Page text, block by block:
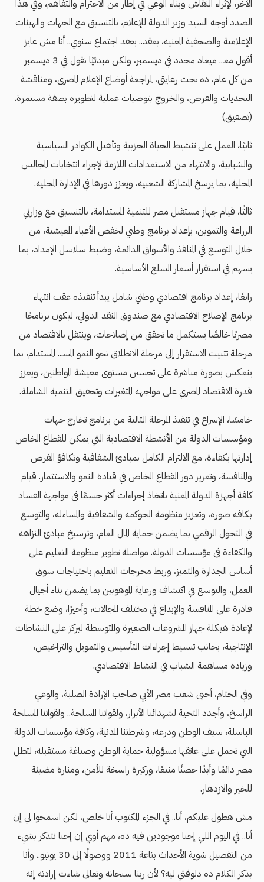
الآخر، لإثراء النقاش وبناء الوعي في إطار من الاحترام والتفاهم، وفي هذا
الصدد أوجه السيد وزير الدولة للإعلام، بالتنسيق مع الجهات والهيئات
الإعلامية والصحفية المعنية، بعقد.. بعقد اجتماع سنوي.. أنا مش عايز
أقول معـ.. ميعاد محدد في ديسمبر، ولكن مبدئيًا نقول في 3 ديسمبر
من كل عام، ده تحت رعايتي، لمراجعة أوضاع الإعلام المصري، ومناقشة
التحديات والفرص، والخروج بتوصيات عملية لتطويره بصفة مستمرة.
(تصفيق)
ثانيًا، العمل على تنشيط الحياة الحزبية وتأهيل الكوادر السياسية
والشبابية، والانتهاء من الاستعدادات اللازمة لإجراء انتخابات المجالس
المحلية، بما يرسخ المشاركة الشعبية، ويعزز دورها في الإدارة المحلية.
ثالثًا، قيام جهاز مستقبل مصر للتنمية المستدامة، بالتنسيق مع وزارتي
الزراعة والتموين، بإعداد برنامج وطني لخفض الأعباء المعيشية، من
خلال التوسع في المنافذ والأسواق الدائمة، وضبط سلاسل الإمداد، بما
يسهم في استقرار أسعار السلع الأساسية.
رابعًا، إعداد برنامج اقتصادي وطني شامل يبدأ تنفيذه عقب انتهاء
برنامج الإصلاح الاقتصادي مع صندوق النقد الدولي، ليكون برنامجًا
مصريًا خالصًا يستكمل ما تحقق من إصلاحات، وينتقل بالاقتصاد من
مرحلة تثبيت الاستقرار إلى مرحلة الانطلاق نحو النمو المسـ.. المستدام، بما
ينعكس بصورة مباشرة على تحسين مستوى معيشة المواطنين، ويعزز
قدرة الاقتصاد المصري على مواجهة المتغيرات وتحقيق التنمية الشاملة.
خامسًا، الإسراع في تنفيذ المرحلة التالية من برنامج تخارج جهات
ومؤسسات الدولة من الأنشطة الاقتصادية التي يمكن للقطاع الخاص
إدارتها بكفاءة، مع الالتزام الكامل بمبادئ الشفافية وتكافؤ الفرص
والمنافسة، وتعزيز دور القطاع الخاص في قيادة النمو والاستثمار. قيام
كافة أجهزة الدولة المعنية باتخاذ إجراءات أكثر حسمًا في مواجهة الفساد
بكافة صوره، وتعزيز منظومة الحوكمة والشفافية والمساءلة، والتوسع
في التحول الرقمي بما يضمن حماية المال العام، وترسيخ مبادئ النزاهة
والكفاءة في مؤسسات الدولة. مواصلة تطوير منظومة التعليم على
أساس الجدارة والتميز، وربط مخرجات التعليم باحتياجات سوق
العمل، والتوسع في اكتشاف ورعاية الموهوبين بما يضمن بناء أجيال
قادرة على المنافسة والإبداع في مختلف المجالات، وأخيرًا، وضع خطة
لإعادة هيكلة جهاز المشروعات الصغيرة والمتوسطة ليركز على النشاطات
الإنتاجية، بجانب تبسيط إجراءات التأسيس والتمويل والتراخيص،
وزيادة مساهمة الشباب في النشاط الاقتصادي.
وفي الختام، أحيي شعب مصر الأبي صاحب الإرادة الصلبة، والوعي
الراسخ، وأجدد التحية لشهدائنا الأبرار، ولقواتنا المسلحة.. ولقواتنا المسلحة
الباسلة، سيف الوطن ودرعه، وشرطتنا المدنية، وكافة مؤسسات الدولة
التي تحمل على عاتقها مسؤولية حماية الوطن وصياغة مستقبله، لتظل
مصر دائمًا وأبدًا حصنًا منيعًا، وركيزة راسخة للأمن، ومنارة مضيئة
للخير والازدهار.
مش هطول عليكم، أنا.. في الجزء المكتوب أنا خلص، لكن اسمحوا لي إن
أنا.. في اليوم اللي إحنا موجودين فيه ده، مهم أوي إن إحنا نتذكر بشيء
من التفصيل شوية الأحداث بتاعة 2011 ووصولًا إلى 30 يونيو.. وأنا
بذكر الكلام ده دلوقتي ليه؟ لأن ربنا سبحانه وتعالى شاءت إرادته إنه